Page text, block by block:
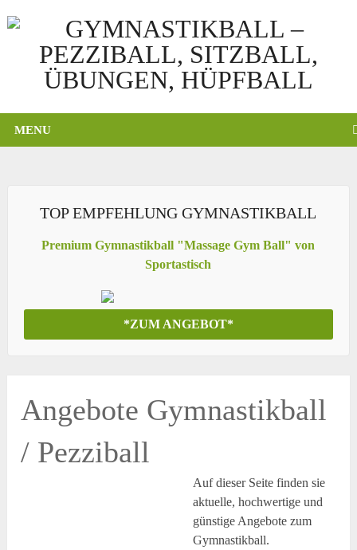
MENU
TOP EMPFEHLUNG GYMNASTIKBALL
Premium Gymnastikball "Massage Gym Ball" von
Sportastisch
*ZUM ANGEBOT*
Angebote Gymnastikball
/ Pezziball
Auf dieser Seite finden sie
aktuelle, hochwertige und
günstige Angebote zum
Gymnastikball.